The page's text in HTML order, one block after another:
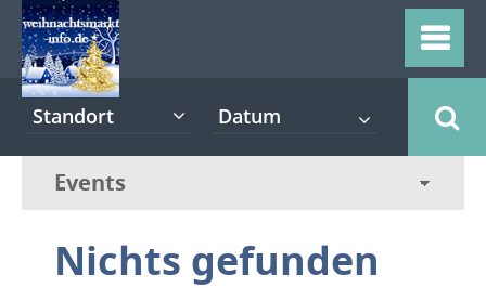
Standort
Nichts gefunden